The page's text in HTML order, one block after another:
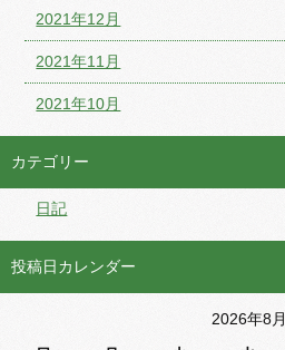
2021年12月
2021年11月
2021年10月
カテゴリー
日記
投稿日カレンダー
2026年8月